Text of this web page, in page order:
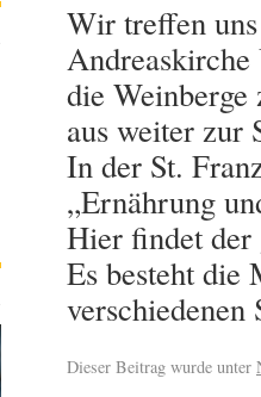
Wir treffen
die
aus weiter zur
In der St.
„Ernährung
Hier findet der
Es besteht die
verschiedenen
Dieser Beitrag wurde unter